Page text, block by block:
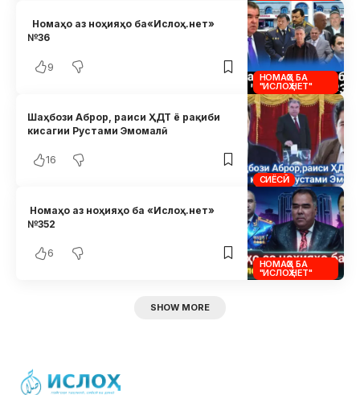
НОМАҲО БА
"ИСЛОҲ.НЕТ"
Номаҳо аз ноҳияҳо ба«Ислоҳ.нет»
№36
9
СИЁСӢ
Шаҳбози Аброр, раиси ҲДТ ё рақиби
кисагии Рустами Эмомалӣ
16
НОМАҲО БА
"ИСЛОҲ.НЕТ"
Номаҳо аз ноҳияҳо ба «Ислоҳ.нет»
№352
6
SHOW MORE